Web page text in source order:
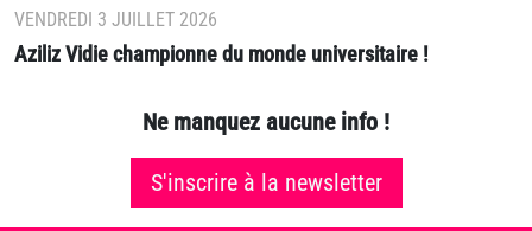
VENDREDI 3 JUILLET 2026
Aziliz Vidie championne du monde universitaire !
Ne manquez aucune info !
S'inscrire à la newsletter